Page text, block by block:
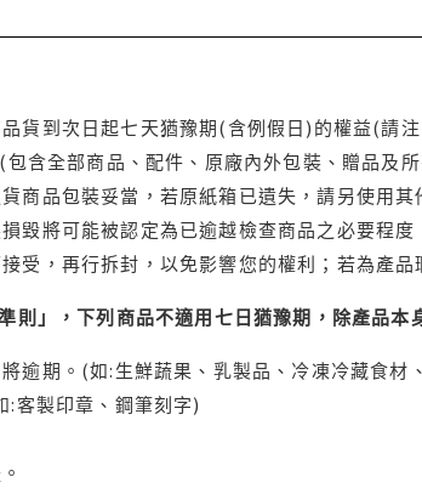
貨到次日起七天猶豫期(含例假日)的權益(請
含全部商品、配件、原廠內外包裝、贈品及
商品包裝妥當，若原紙箱已遺失，請另使用
毀將可能被認定為已逾越檢查商品之必要程
受，再行拆封，以免影響您的權利；若為產
則」，下列商品不適用七日猶豫期，除產品本
逾期。(如:生鮮蔬果、乳製品、冷凍冷藏食材
:客製印章、鋼筆刻字)